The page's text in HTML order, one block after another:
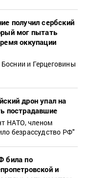
получил сербский
мог пытать
оккупации
и Герцеговины
дрон упал на
пострадавшие
НАТО, членом
безрассудство РФ"
била по
и